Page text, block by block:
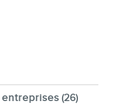
(26)